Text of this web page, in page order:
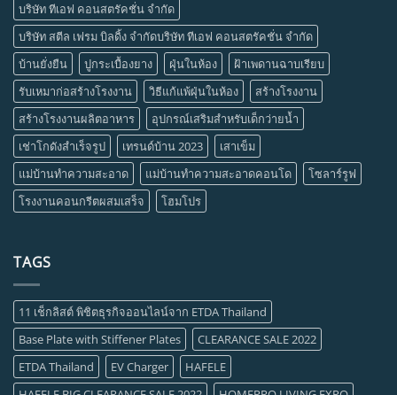
บริษัท ทีเอฟ คอนสตรัคชั่น จำกัด
บริษัท สตีล เฟรม บิลดิ้ง จำกัดบริษัท ทีเอฟ คอนสตรัคชั่น จำกัด
บ้านยั่งยืน
ปูกระเบื้องยาง ฝุ่นในห้อง
ฝ้าเพดานฉาบเรียบ
รับเหมาก่อสร้างโรงงาน
วิธีแก้แพ้ฝุ่นในห้อง
สร้างโรงงาน
สร้างโรงงานผลิตอาหาร
อุปกรณ์เสริมสำหรับเด็กว่ายน้ำ
เช่าโกดังสำเร็จรูป
เทรนด์บ้าน 2023
เสาเข็ม
แม่บ้านทำความสะอาด
แม่บ้านทำความสะอาดคอนโด
โซลาร์รูฟ
โรงงานคอนกรีตผสมเสร็จ
โฮมโปร
TAGS
11 เช็กลิสต์ พิชิตธุรกิจออนไลน์จาก ETDA Thailand
Base Plate with Stiffener Plates
CLEARANCE SALE 2022
ETDA Thailand
EV Charger
HAFELE